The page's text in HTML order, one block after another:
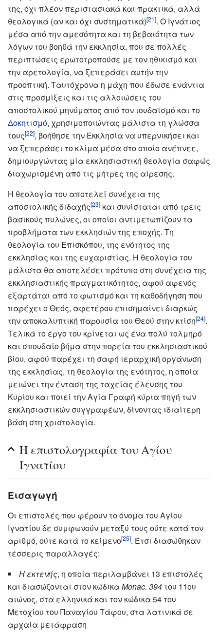
της, όχι πλέον περιστασιακά και πρακτικά, αλλά
θεολογικά (αν και όχι συστηματικά)[21]. Ο Ιγνάτιος
μέσα από την αμεσότητα και τη βεβαιότητα των
λόγων του βοηθά την εκκλησία, που σε πολλές
περιπτώσεις ερωτοτροπούσε με τον ηθικισμό και
την αρετολογία, να ξεπεράσει αυτήν την
προοπτική. Ταυτόχρονα η μάχη που έδωσε ενάντια
στις προσμίξεις και τις αλλοιώσεις του
αποστολικού μηνύματος από τον ιουδαϊσμό και το
Δοκητισμό, χρησιμοποιώντας μάλιστα τη γλώσσα
τους[22], βοήθησε την Εκκλησία να υπερνικήσει και
να ξεπεράσει το κλίμα μέσα στο οποίο ανέπνεε,
δημιουργώντας μία εκκλησιαστική θεολογία σαφώς
διαχωρισμένη από τις μήτρες της αίρεσης.
Η θεολογία του αποτελεί συνέχεια της
αποστολικής διδαχής[23] και συνίσταται από τρεις
βασικούς πυλώνες, οι οποίοι αντιμετωπίζουν τα
προβλήματα των εκκλησιών της εποχής. Τη
θεολογία του Επισκόπου, της ενότητος της
εκκλησίας και της ευχαριστίας. Η θεολογία του
μάλιστα θα αποτελέσει πρότυπο στη συνέχεια της
εκκλησιαστικής πραγματικότητος, αφού αφενός
εξαρτάται από το φωτισμό και τη καθοδήγηση που
παρέχει ο Θεός, αφετέρου επισημαίνει διαρκώς
την αποκαλυπτική παρουσία του Θεού στην κτίση[24].
Τελικά το έργο του κρίνεται ως ένα πολύ τολμηρό
και σπουδαίο βήμα στην πορεία του εκκλησιαστικού
βίου, αφού παρέχει τη σαφή ιεραρχική οργάνωση
της εκκλησίας, τη θεολογία της ενότητος, η οποία
μειώνει την ένταση της ταχείας έλευσης του
Κυρίου και ποιεί την Αγία Γραφή κύρια πηγή των
εκκλησιαστικών συγγραφέων, δίνοντας ιδιαίτερη
βάση στη χριστολογία.
Η επιστολογραφία του Αγίου
Ιγνατίου
Εισαγωγή
Οι επιστολές που φέρουν το όνομα του Αγίου
Ιγνατίου δε συμφωνούν μεταξύ τους ούτε κατά τον
αριθμό, ούτε κατά το κείμενο[25]. Έτσι διασώθηκαν
τέσσερις παραλλαγές:
Η εκτενής, η οποία περιλαμβάνει 13 επιστολές
και διασώζονται στον κώδικα Monac. 394 του 11ου
αιώνος, στα ελληνικά και τον κώδικα 54 του
Μετοχίου του Παναγίου Τάφου, στα λατινικά σε
αρχαία μετάφραση